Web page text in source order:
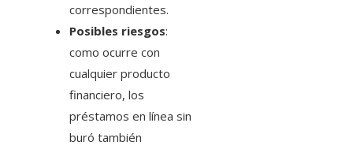
correspondientes.
Posibles riesgos:
como ocurre con
cualquier producto
financiero, los
préstamos en línea sin
buró también